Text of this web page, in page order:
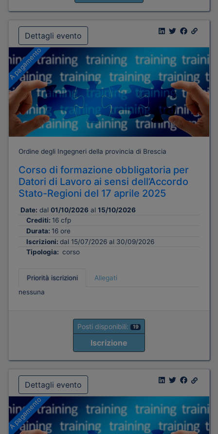
Dettagli evento
A pagamento
Ordine degli Ingegneri della provincia di Brescia
Corso di formazione obbligatoria per
Datori di Lavoro ai sensi dell’Accordo
Stato-Regioni del 17 aprile 2025
Date: dal 01/10/2026 al 15/10/2026
Crediti: 16 cfp
Durata: 16 ore
Iscrizioni: dal 15/07/2026 al 30/09/2026
Tipologia: corso
Priorità iscrizioni
Allegati
nessuna
Posti disponibili: 19
Iscrizione
Dettagli evento
A pagamento